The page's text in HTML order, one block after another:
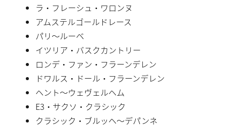
ラ・フレーシュ・ワロンヌ
アムステルゴールドレース
パリ〜ルーベ
イツリア・バスクカントリー
ロンデ・ファン・フラーンデレン
ドワルス・ドール・フラーンデレン
ヘント〜ウェヴェルヘム
E3・サクソ・クラシック
クラシック・ブルッヘ〜デパンネ